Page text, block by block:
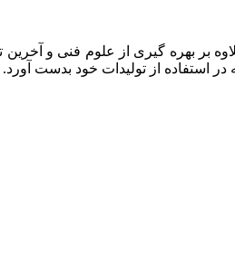
بر بهره گیری از علوم فنی و آخرین
استفاده از تولیدات خود بدست آورد.